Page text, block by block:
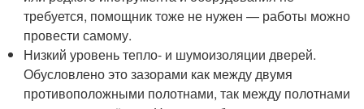
требуется, помощник тоже не нужен — работы можно
провести самому.
Низкий уровень тепло- и шумоизоляции дверей.
Обусловлено это зазорами как между двумя
противоположными полотнами, так между полотнами